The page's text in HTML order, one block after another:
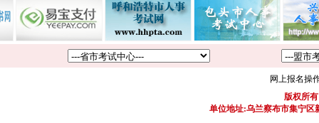
网上报名操
版权所
单位地址:乌兰察布市集宁区